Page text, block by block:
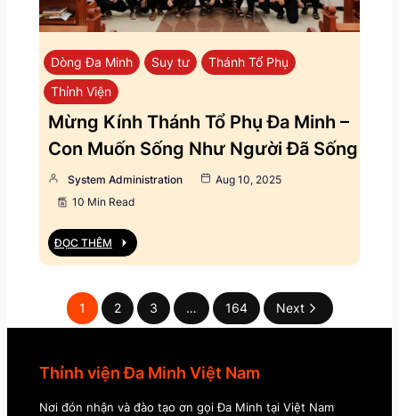
Dòng Đa Minh Suy tư
Thánh Tổ Phụ
Thỉnh Viện
Mừng Kính Thánh Tổ Phụ Đa Minh –
Con Muốn Sống Như Người Đã Sống
System Administration
Aug 10, 2025
10 Min Read
ĐỌC THÊM
1 2 3 … 164 Next
Thỉnh viện Đa Minh Việt Nam
Nơi đón nhận và đào tạo ơn gọi Đa Minh tại Việt Nam